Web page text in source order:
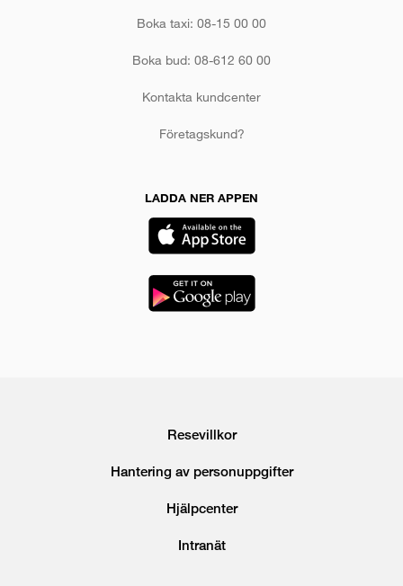
Boka taxi: 08-15 00 00
Boka bud: 08-612 60 00
Kontakta kundcenter
Företagskund?
LADDA NER APPEN
Resevillkor
Hantering av personuppgifter
Hjälpcenter
Intranät